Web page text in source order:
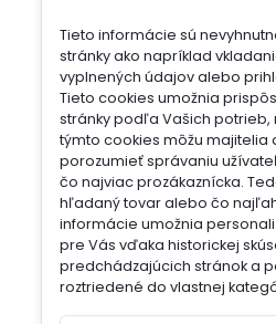
Tieto informácie sú
stránky ako napríklad
vyplnených údajov alebo
Tieto cookies umožnia
stránky podľa Vašich potrieb,
týmto cookies môžu
porozumieť správaniu
čo najviac prozákaznícka.
hľadaný tovar alebo čo
informácie umožnia
pre Vás vďaka historickej
predchádzajúcich stránok a
roztriedené do vlastnej